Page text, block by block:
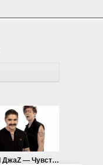
Animal ДжаZ — Чувства